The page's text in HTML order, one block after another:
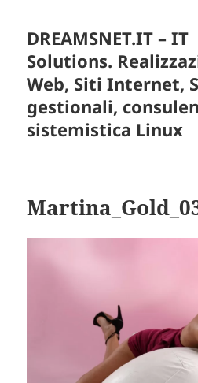
DREAMSNET.IT – IT
Solutions.
Web, Siti Internet,
gestionali,
sistemistica Linux